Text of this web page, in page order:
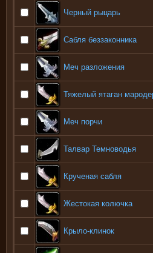
Черный рыцарь
Сабля беззаконника
Меч разложения
Тяжелый ятаган
Меч порчи
Талвар Темноводья
Крученая сабля
Жестокая колючка
Крыло-клинок